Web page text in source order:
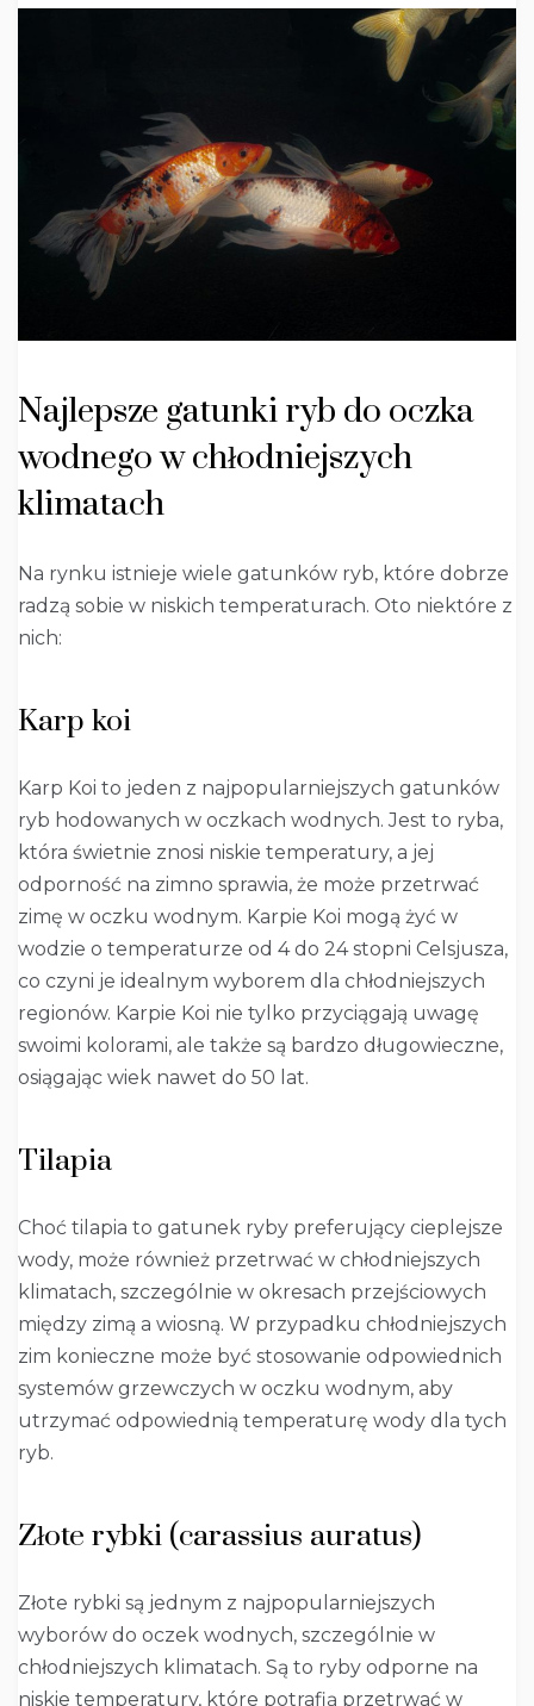
Najlepsze gatunki ryb do oczka
wodnego w chłodniejszych
klimatach
Na rynku istnieje wiele gatunków ryb, które dobrze
radzą sobie w niskich temperaturach. Oto niektóre z
nich:
Karp koi
Karp Koi to jeden z najpopularniejszych gatunków
ryb hodowanych w oczkach wodnych. Jest to ryba,
która świetnie znosi niskie temperatury, a jej
odporność na zimno sprawia, że może przetrwać
zimę w oczku wodnym. Karpie Koi mogą żyć w
wodzie o temperaturze od 4 do 24 stopni Celsjusza,
co czyni je idealnym wyborem dla chłodniejszych
regionów. Karpie Koi nie tylko przyciągają uwagę
swoimi kolorami, ale także są bardzo długowieczne,
osiągając wiek nawet do 50 lat.
Tilapia
Choć tilapia to gatunek ryby preferujący cieplejsze
wody, może również przetrwać w chłodniejszych
klimatach, szczególnie w okresach przejściowych
między zimą a wiosną. W przypadku chłodniejszych
zim konieczne może być stosowanie odpowiednich
systemów grzewczych w oczku wodnym, aby
utrzymać odpowiednią temperaturę wody dla tych
ryb.
Złote rybki (carassius auratus)
Złote rybki są jednym z najpopularniejszych
wyborów do oczek wodnych, szczególnie w
chłodniejszych klimatach. Są to ryby odporne na
niskie temperatury, które potrafią przetrwać w